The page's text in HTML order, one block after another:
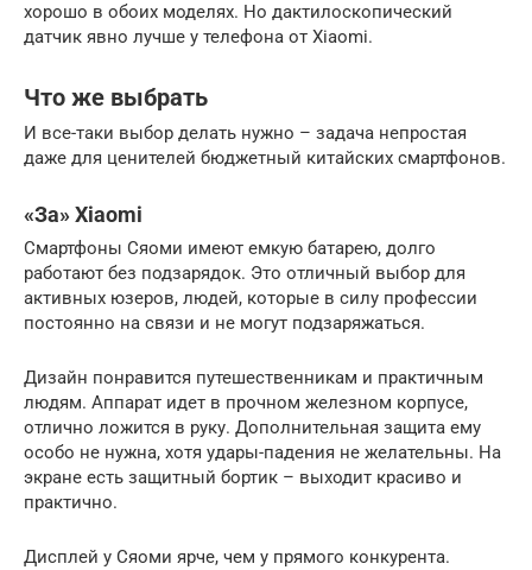
хорошо в обоих моделях. Но дактилоскопический
датчик явно лучше у телефона от Xiaomi.
Что же выбрать
И все-таки выбор делать нужно – задача непростая
даже для ценителей бюджетный китайских смартфонов.
«За» Xiaomi
Смартфоны Сяоми имеют емкую батарею, долго
работают без подзарядок. Это отличный выбор для
активных юзеров, людей, которые в силу профессии
постоянно на связи и не могут подзаряжаться.
Дизайн понравится путешественникам и практичным
людям. Аппарат идет в прочном железном корпусе,
отлично ложится в руку. Дополнительная защита ему
особо не нужна, хотя удары-падения не желательны. На
экране есть защитный бортик – выходит красиво и
практично.
Дисплей у Сяоми ярче, чем у прямого конкурента.